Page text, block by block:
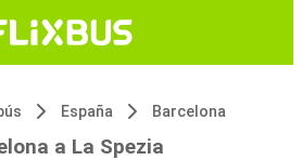
España Barcelona
a La Spezia